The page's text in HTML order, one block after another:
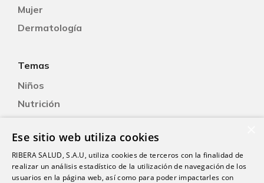
Mujer
Dermatología
Temas
Niños
Nutrición
Salud Sexual
Oftalmología
Otorrinolaringología
Oncología
Ese sitio web utiliza cookies
RIBERA SALUD, S.A.U, utiliza cookies de terceros con la finalidad de
realizar un análisis estadístico de la utilización de navegación de los
usuarios en la página web, así como para poder impactarles con